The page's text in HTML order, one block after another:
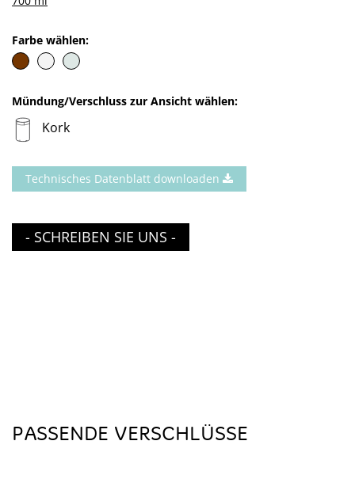
Farbe wählen:
Mündung/Verschluss zur Ansicht wählen:
Kork
Technisches Datenblatt downloaden
- SCHREIBEN SIE UNS -
PASSENDE VERSCHLÜSSE